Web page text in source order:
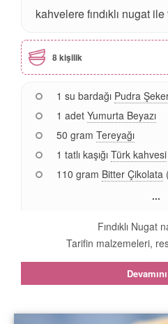
kahvelere fındıklı nugat
8 kişilik
1 su bardağı Pudra
1 adet Yumurta Beyazı
50 gram Tereyağı
1 tatlı kaşığı Türk kahvesi
110 gram Bitter Çikolata
...
Fındıklı Nugat
Tarifin malzemeleri,